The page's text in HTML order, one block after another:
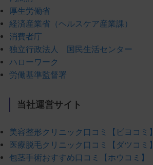
厚生労働省
経済産業省（ヘルスケア産業課）
消費者庁
独立行政法人 国民生活センター
ハローワーク
労働基準監督署
当社運営サイト
美容整形クリニック口コミ【ビヨコミ】
医療脱毛クリニック口コミ【ダツコミ】
包茎手術おすすめ口コミ【ホウコミ】